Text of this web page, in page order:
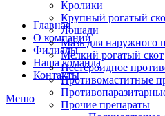
Главная
О компании
Филиалы
Наша команда
Контакты
Меню
Кролики
Крупный рогатый
Лошади
Мазь для наружного
Мелкий рогатый скот
Нестероидное
Противомаститные
Прочие препараты